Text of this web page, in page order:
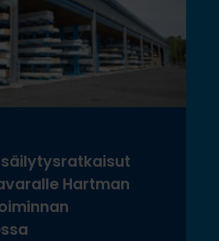
Hartman